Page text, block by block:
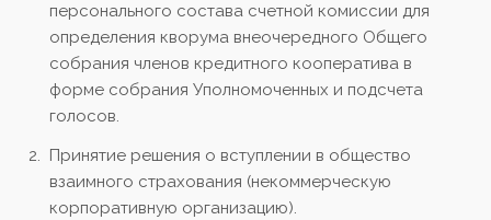
персонального состава счетной комиссии для
определения кворума внеочередного Общего
собрания членов кредитного кооператива в
форме собрания Уполномоченных и подсчета
голосов.
Принятие решения о вступлении в общество
взаимного страхования (некоммерческую
корпоративную организацию).